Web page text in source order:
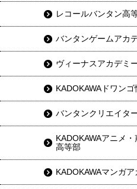
レコールバンタン高
バンタンゲームアカ
ヴィーナスアカデミ
KADOKAWAドワン
バンタンクリエイタ
KADOKAWAアニメ
高等部
KADOKAWAマンガ